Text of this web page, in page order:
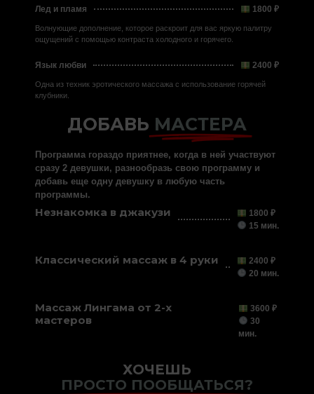
Лед и пламя 1800 ₽
Волнующие дополнение, которое раскроит для вас яркую палитру
ощущений с помощью контраста холодного и горячего.
Язык любви 2400 ₽
Одна из техник эротического массажа с использование горячей
клубники.
ДОБАВЬ МАСТЕРА
Программа гораздо приятнее, когда в ней участвуют
сразу 2 девушки, разнообразь свою программу и
добавь еще одну девушку в любую часть
программы.
Незнакомка в джакузи
1800 ₽
15 мин.
Классический массаж в 4 руки
2400 ₽
20 мин.
Массаж Лингама от 2-х
мастеров
3600 ₽
30
мин.
ХОЧЕШЬ
ПРОСТО ПООБЩАТЬСЯ?